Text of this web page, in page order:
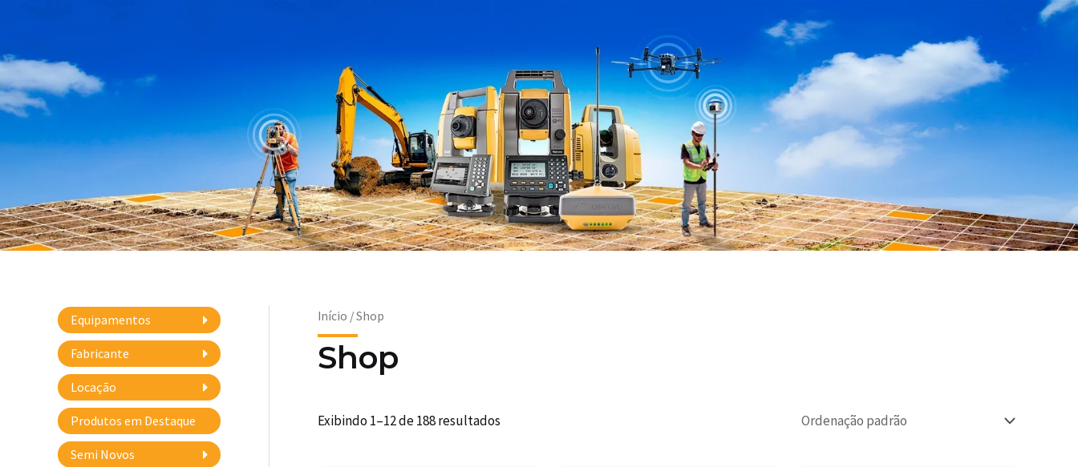
Equipamentos
Fabricante
Locação
Produtos em Destaque
Semi Novos
Início / Shop
Shop
Exibindo 1–12 de 188 resultados